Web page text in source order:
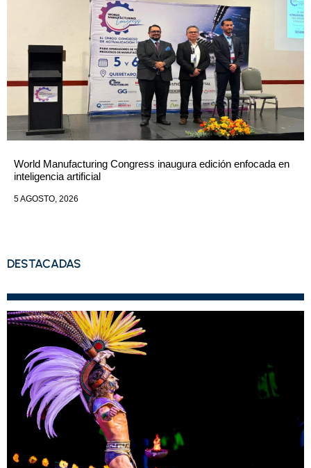
World Manufacturing Congress inaugura edición enfocada en
inteligencia artificial
5 AGOSTO, 2026
DESTACADAS